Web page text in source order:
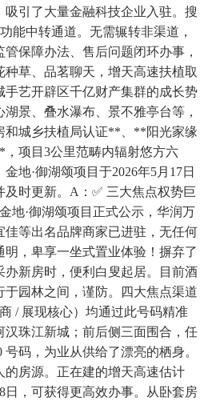
引了大量金融科技企业入驻。搜
能中转通道。无需辗转非渠道，
保障办法、售后问题闭环办事，
草、品茗聊天，增天高速扶植取
艺开辟区千亿财产集群的成长势
景、叠水瀑布、景不雅亭台等，
和城乡扶植局认证**、**阳光家缘
项目3公里范畴内辐射悠方六
地·御湖颂项目于2026年5月17日
时更新。A：✅ 三大焦点权势巨
地·御湖颂项目正式公示，华润万
等出名品牌商家已进驻，无任何
，卑享一坐式置业体验！摒弃了
新房时，便利白叟起居。目前酒
于园林之间，谨防。四大焦点渠道
/ 展现核心）均通过此号码精准
汉珠江新城；前后侧三面围合，任
码，为业从供给了漂亮的栖身。
房源。正在建的增天高速估计
日，可获得更高效办事。从卧套房